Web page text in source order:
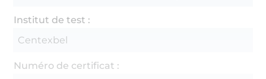
Institut de test :
Centexbel
Numéro de certificat :